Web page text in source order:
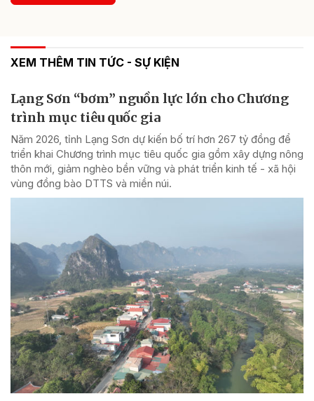
XEM THÊM TIN TỨC - SỰ KIỆN
Lạng Sơn “bơm” nguồn lực lớn cho Chương
trình mục tiêu quốc gia
Năm 2026, tỉnh Lạng Sơn dự kiến bố trí hơn 267 tỷ đồng để
triển khai Chương trình mục tiêu quốc gia gồm xây dựng nông
thôn mới, giảm nghèo bền vững và phát triển kinh tế - xã hội
vùng đồng bào DTTS và miền núi.